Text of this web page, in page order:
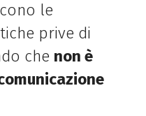
le
prive di
che non è